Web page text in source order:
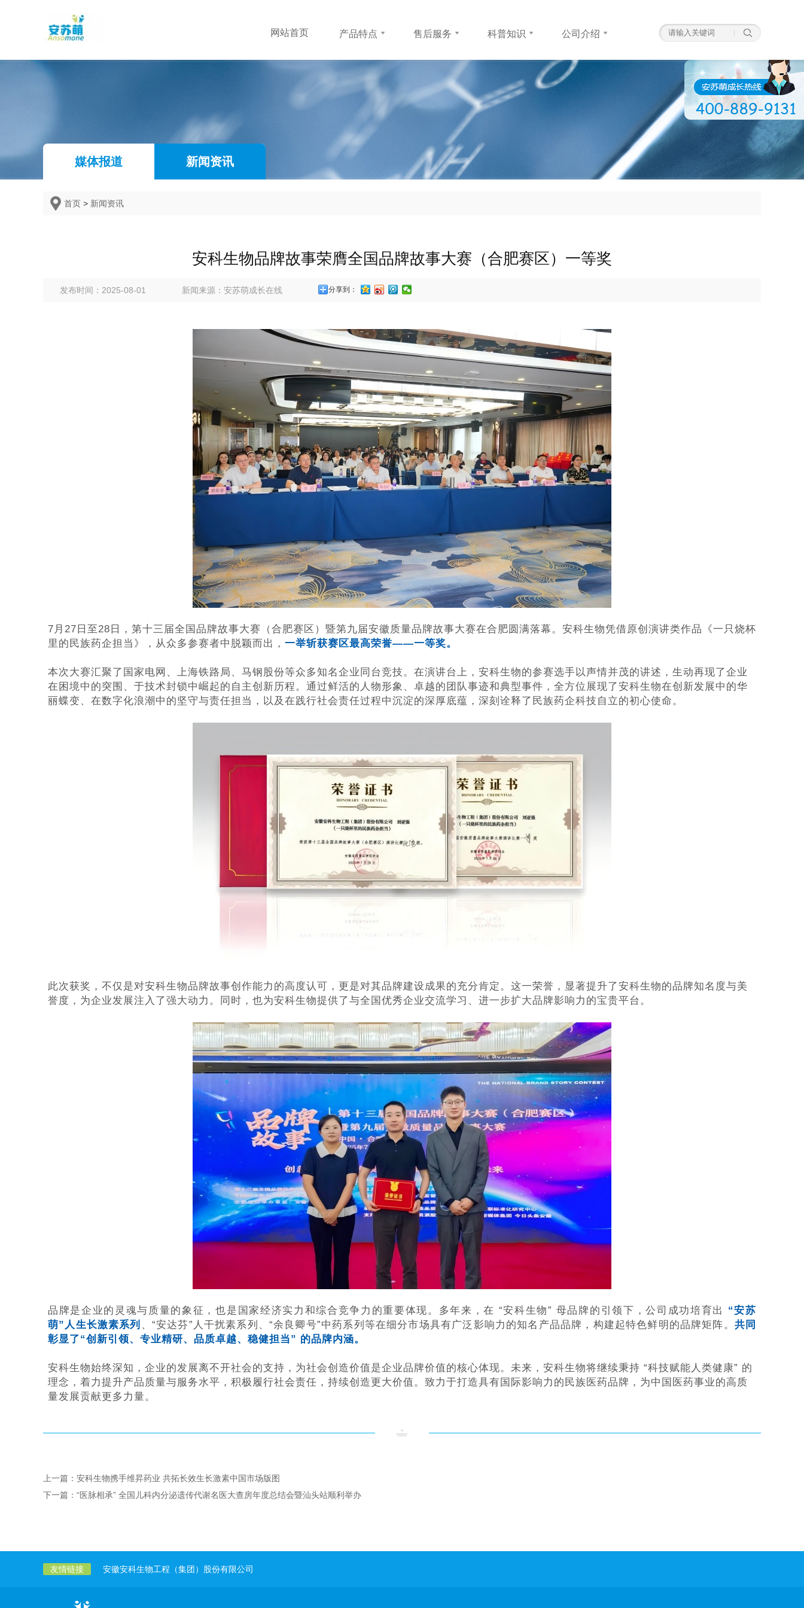
网站首页 产品特点 售后服务
常见问题
联系方式
科普知识
怎样长高
生长激素
公司介绍
媒体报道 新闻资讯
首页 > 新闻资讯
安科生物品牌故事荣膺全国品牌故事大赛（合肥赛区）一等奖
发布时间：2025-08-01 新闻来源：安苏萌成长在线 分享到：
7月27日至28日，第十三届全国品牌故事大赛（合肥赛区）暨第九届安徽质量品牌故事大赛在合肥圆满落幕。安科生物凭借原创演讲类作品 《一只烧杯
里的民族药企担当》，从众多参赛者中脱颖而出， 一举斩获赛区最高荣誉——一等奖。
本次大赛汇聚了国家电网、上海铁路局、 马钢股份等众多知名企业同台竞技。在演讲台上，安科生物的参赛选手以声情并茂的讲述，生动再现了企业
在困境中的突围、于技术封锁中崛起的自主创新历程。通过鲜活的人物形象、卓越的团队事迹和典型事件，全方位展现了安科生物在创新发展中的华
丽蝶变、在数字化浪潮中的坚守与责任担当，以及在践行社会责任过程中沉淀的深厚底蕴，深刻诠释了民族药企科技自立的初心使命。
此次获奖，不仅是对安科生物品牌故事创作能力的高度认可，更是对其品牌建设成果的充分肯定。这一荣誉，显著提升了安科生物的品牌知名度与美
誉度，为企业发展注入了强大动力。同时，也为安科生物提供了与全国优秀企业交流学习、进一步扩大品牌影响力的宝贵平台。
品牌是企业的灵魂与质量的象征，也是国家经济实力和综合竞争力的重要体现。多年来，在 “安科生物” 母品牌的引领下，公司成功培育出 “安苏
萌”人生长激素系列 、“安达芬”人干扰素系列、“余良卿号”中药系列等在细分市场具有广泛影响力的知名产品品牌，构建起特色鲜明的品牌矩阵。 共同
彰显了“创新引领、专业精研、品质卓越、稳健担当” 的品牌内涵。
安科生物始终深知，企业的发展离不开社会的支持，为社会创造价值是企业品牌价值的核心体现。未来，安科生物将继续秉持 “科技赋能人类健康” 的
理念，着力提升产品质量与服务水平，积极履行社会责任，持续创造更大价值。致力于打造具有国际影响力的民族医药品牌，为中国医药事业的高质
量发展贡献更多力量。
上一篇：安科生物携手维昇药业 共拓长效生长激素中国市场版图
下一篇：“医脉相承” 全国儿科内分泌遗传代谢名医大查房年度总结会暨汕头站顺利举办
友情链接 安徽安科生物工程（集团）股份有限公司